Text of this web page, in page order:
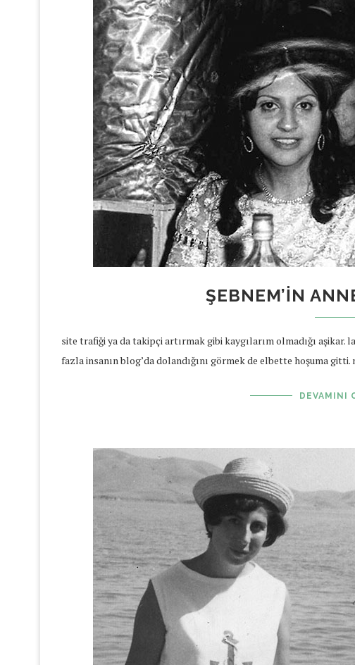
ŞEBNEM’IN
site trafiği ya da takipçi artırmak gibi kaygılarım olmadığı aşikar.
fazla insanın blog’da dolandığını görmek de elbette hoşuma
DEVAMINI